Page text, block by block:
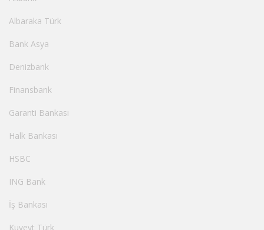
Albaraka Türk
Bank Asya
Denizbank
Finansbank
Garanti Bankası
Halk Bankası
HSBC
ING Bank
İş Bankası
Kuveyt Türk